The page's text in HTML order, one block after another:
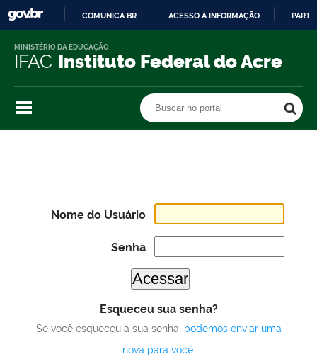
O
COMUNICA BR ACESSO À INFORMAÇÃO
IFAC Instituto Federal do Acre
MINISTÉRIO DA EDUCAÇÃO
Buscar no portal
Nome do Usuário
Senha
Esqueceu sua senha?
Se você esqueceu a sua senha, podemos enviar uma
nova para você.